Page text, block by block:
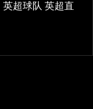
英超球队 英超直